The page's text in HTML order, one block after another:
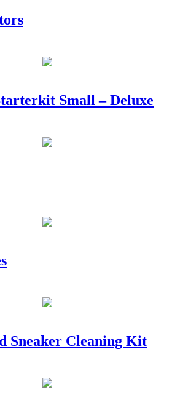
Small – Deluxe
Sneaker Cleaning Kit